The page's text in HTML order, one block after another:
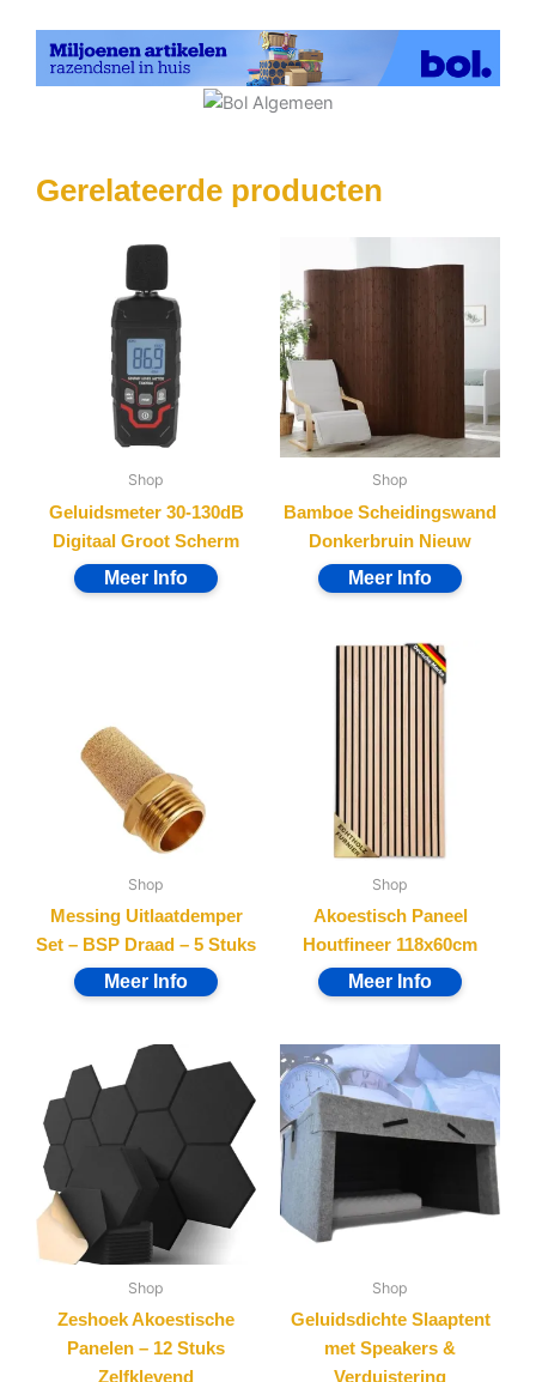
Gerelateerde producten
Shop
Geluidsmeter 30-130dB
Digitaal Groot Scherm
Shop
Bamboe Scheidingswand
Donkerbruin Nieuw
Shop
Messing Uitlaatdemper
Set – BSP Draad – 5 Stuks
Shop
Akoestisch Paneel
Houtfineer 118x60cm
Shop
Zeshoek Akoestische
Panelen – 12 Stuks
Zelfklevend
Shop
Geluidsdichte Slaaptent
met Speakers &
Verduistering